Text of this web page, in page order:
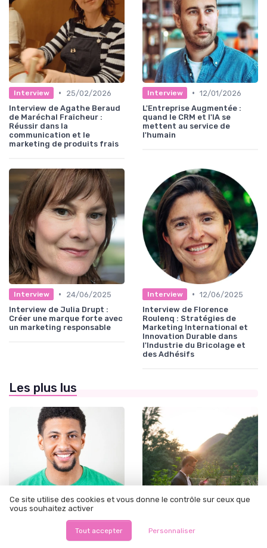
Interview •
25/02/2026
Interview de Agathe Beraud
de Maréchal Fraîcheur :
Réussir dans la
communication et le
marketing de produits frais
Interview • 12/01/2026
L'Entreprise Augmentée :
quand le CRM et l'IA se
mettent au service de
l'humain
Interview •
24/06/2025
Interview de Julia Drupt :
Créer une marque forte avec
un marketing responsable
Interview • 12/06/2025
Interview de Florence
Roulenq : Stratégies de
Marketing International et
Innovation Durable dans
l'Industrie du Bricolage et
des Adhésifs
Les plus lus
• 12/06/2025
Ce site utilise des cookies et vous donne le contrôle sur ceux que
vous souhaitez activer
Tout accepter Personnaliser